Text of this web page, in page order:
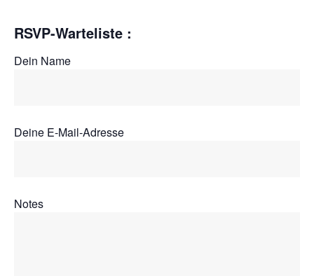
RSVP-Warteliste :
Dein Name
Deine E-Mail-Adresse
Notes